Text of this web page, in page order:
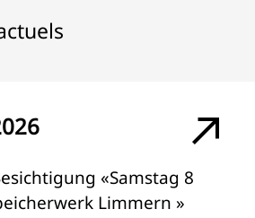
«Samstag 8
Limmern »